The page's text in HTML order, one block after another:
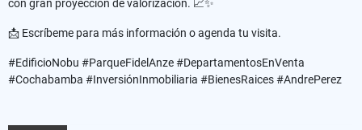
con gran proyección de valorización. 📈✨
📩 Escríbeme para más información o agenda tu visita.
#EdificioNobu #ParqueFidelAnze #DepartamentosEnVenta
#Cochabamba #InversiónInmobiliaria #BienesRaices #AndrePerez